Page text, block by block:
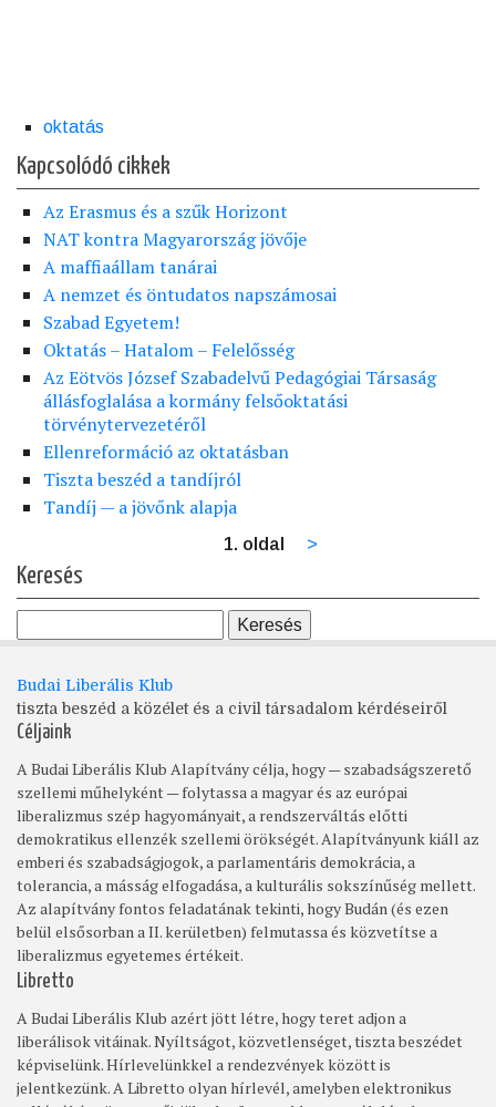
oktatás
Kapcsolódó cikkek
Az Erasmus és a szűk Horizont
NAT kontra Magyarország jövője
A maffiaállam tanárai
A nemzet és öntudatos napszámosai
Szabad Egyetem!
Oktatás – Hatalom – Felelősség
Az Eötvös József Szabadelvű Pedagógiai Társaság
állásfoglalása a kormány felsőoktatási
törvénytervezetéről
Ellenreformáció az oktatásban
Tiszta beszéd a tandíjról
Tandíj — a jövőnk alapja
1. oldal
Következő
>
Keresés
Budai Liberális Klub
tiszta beszéd a közélet és a civil társadalom kérdéseiről
Céljaink
A Budai Liberális Klub Alapítvány célja, hogy — szabadságszerető
szellemi műhelyként — folytassa a magyar és az európai
liberalizmus szép hagyományait, a rendszerváltás előtti
demokratikus ellenzék szellemi örökségét. Alapítványunk kiáll az
emberi és szabadságjogok, a parlamentáris demokrácia, a
tolerancia, a másság elfogadása, a kulturális sokszínűség mellett.
Az alapítvány fontos feladatának tekinti, hogy Budán (és ezen
belül elsősorban a II. kerületben) felmutassa és közvetítse a
liberalizmus egyetemes értékeit.
Libretto
A Budai Liberális Klub azért jött létre, hogy teret adjon a
liberálisok vitáinak. Nyíltságot, közvetlenséget, tiszta beszédet
képviselünk. Hírlevelünkkel a rendezvények között is
jelentkezünk. A Libretto olyan hírlevél, amelyben elektronikus